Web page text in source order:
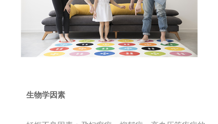
生物学因素